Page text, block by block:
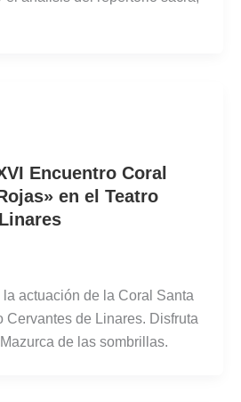
Encuentro Coral
en el Teatro
actuación de la Coral Santa
Cervantes de Linares. Disfruta
de las sombrillas.